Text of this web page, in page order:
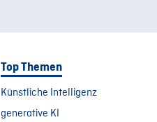
Top Themen
Künstliche Intelligenz
generative KI